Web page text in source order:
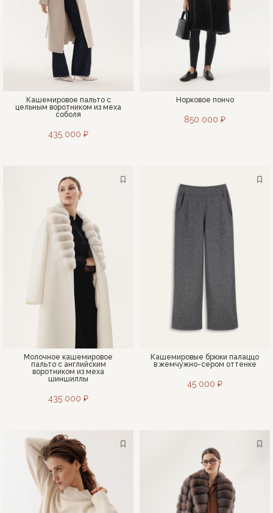
Кашемировое пальто с
цельным воротником из меха
соболя
435 000 ₽
Норковое пончо
850 000 ₽
Молочное кашемировое
пальто с английским
воротником из меха
шиншиллы
435 000 ₽
Кашемировые брюки палаццо
в жемчужно-сером оттенке
45 000 ₽